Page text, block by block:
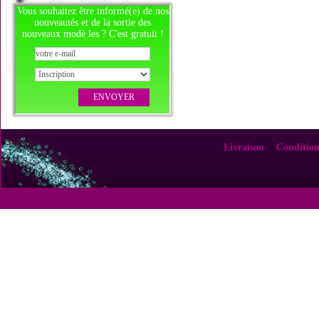
Vous souhaitez être informé(e) de nos
nouveautés et de la sortie des
nouveaux modè les ? C'est gratuit !
Livraison